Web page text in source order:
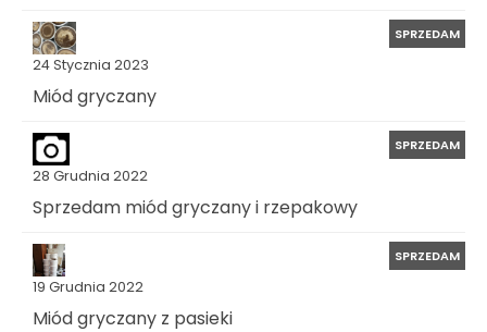
24 Stycznia 2023
SPRZEDAM
Miód gryczany
28 Grudnia 2022
SPRZEDAM
Sprzedam miód gryczany i rzepakowy
19 Grudnia 2022
SPRZEDAM
Miód gryczany z pasieki